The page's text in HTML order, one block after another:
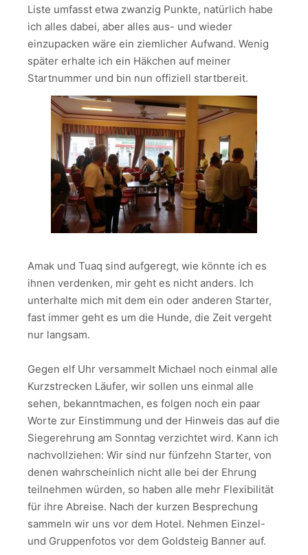
Liste umfasst etwa zwanzig Punkte, natürlich habe
ich alles dabei, aber alles aus- und wieder
einzupacken wäre ein ziemlicher Aufwand. Wenig
später erhalte ich ein Häkchen auf meiner
Startnummer und bin nun offiziell startbereit.
Amak und Tuaq sind aufgeregt, wie könnte ich es
ihnen verdenken, mir geht es nicht anders. Ich
unterhalte mich mit dem ein oder anderen Starter,
fast immer geht es um die Hunde, die Zeit vergeht
nur langsam.
Gegen elf Uhr versammelt Michael noch einmal alle
Kurzstrecken Läufer, wir sollen uns einmal alle
sehen, bekanntmachen, es folgen noch ein paar
Worte zur Einstimmung und der Hinweis das auf die
Siegerehrung am Sonntag verzichtet wird. Kann ich
nachvollziehen: Wir sind nur fünfzehn Starter, von
denen wahrscheinlich nicht alle bei der Ehrung
teilnehmen würden, so haben alle mehr Flexibilität
für ihre Abreise. Nach der kurzen Besprechung
sammeln wir uns vor dem Hotel. Nehmen Einzel-
und Gruppenfotos vor dem Goldsteig Banner auf.